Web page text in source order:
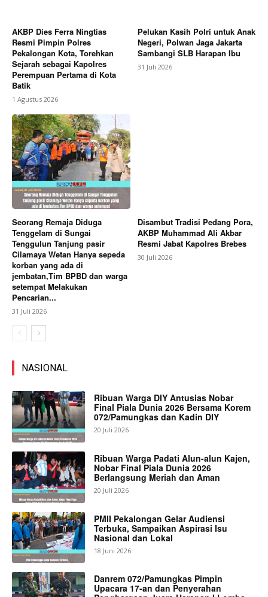
AKBP Dies Ferra Ningtias
Resmi Pimpin Polres
Pekalongan Kota, Torehkan
Sejarah sebagai Kapolres
Perempuan Pertama di Kota
Batik
1 Agustus 2026
Pelukan Kasih Polri untuk Anak
Negeri, Polwan Jaga Jakarta
Sambangi SLB Harapan Ibu
31 Juli 2026
Seorang Remaja Diduga
Tenggelam di Sungai
Tenggulun Tanjung pasir
Cilamaya Wetan Hanya sepeda
korban yang ada di
jembatan,Tim BPBD dan warga
setempat Melakukan
Pencarian...
31 Juli 2026
Disambut Tradisi Pedang Pora,
AKBP Muhammad Ali Akbar
Resmi Jabat Kapolres Brebes
30 Juli 2026
NASIONAL
Ribuan Warga DIY Antusias Nobar
Final Piala Dunia 2026 Bersama Korem
072/Pamungkas dan Kadin DIY
20 Juli 2026
Ribuan Warga Padati Alun-alun Kajen,
Nobar Final Piala Dunia 2026
Berlangsung Meriah dan Aman
20 Juli 2026
PMII Pekalongan Gelar Audiensi
Terbuka, Sampaikan Aspirasi Isu
Nasional dan Lokal
18 Juni 2026
Danrem 072/Pamungkas Pimpin
Upacara 17-an dan Penyerahan